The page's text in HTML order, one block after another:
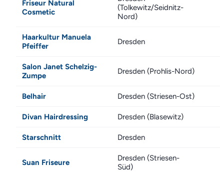
Friseur Natural
Cosmetic
(Tolkewitz/Seidnitz-
Nord)
Haarkultur Manuela
Pfeiffer
Dresden
Salon Janet Schelzig-
Zumpe
Dresden (Prohlis-Nord)
Belhair Dresden (Striesen-Ost)
Divan Hairdressing Dresden (Blasewitz)
Starschnitt Dresden
Suan Friseure
Dresden (Striesen-
Süd)